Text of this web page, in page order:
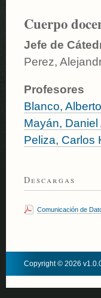
Cuerpo
Jefe de
Perez,
Profesores
Blanco, Alberto
Mayán, Daniel
Peliza, Carlos
Descargas
Comunicación de
Copyright © 2026